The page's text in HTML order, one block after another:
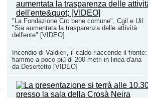
"La Fondazione Crc bene comune", Cgil e Uil:
"Sia aumentata la trasparenza delle attività
dell'ente" [VIDEO]
Incendio di Valdieri, il caldo riaccende il fronte:
fiamme a poco più di 200 metri in linea d'aria
da Desertetto [VIDEO]